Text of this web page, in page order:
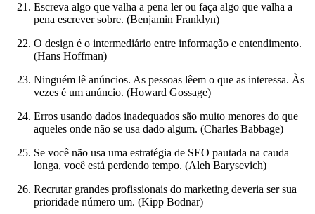
Escreva algo que valha a pena ler ou faça algo que valha a
pena escrever sobre. (Benjamin Franklyn)
O design é o intermediário entre informação e entendimento.
(Hans Hoffman)
Ninguém lê anúncios. As pessoas lêem o que as interessa. Às
vezes é um anúncio. (Howard Gossage)
Erros usando dados inadequados são muito menores do que
aqueles onde não se usa dado algum. (Charles Babbage)
Se você não usa uma estratégia de SEO pautada na cauda
longa, você está perdendo tempo. (Aleh Barysevich)
Recrutar grandes profissionais do marketing deveria ser sua
prioridade número um. (Kipp Bodnar)